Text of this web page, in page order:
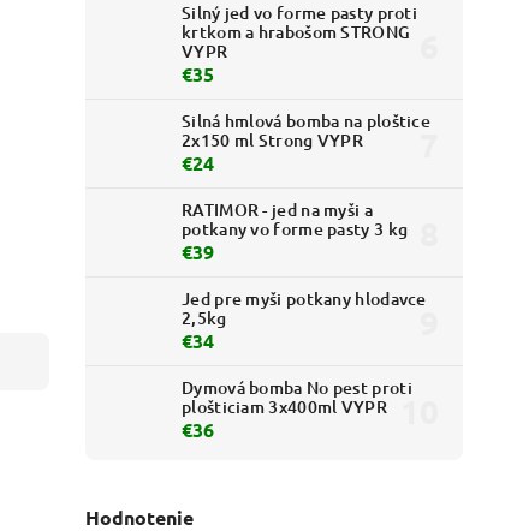
Silný jed vo forme pasty proti
krtkom a hrabošom STRONG
VYPR
€35
Silná hmlová bomba na ploštice
2x150 ml Strong VYPR
€24
RATIMOR - jed na myši a
potkany vo forme pasty 3 kg
€39
Jed pre myši potkany hlodavce
2,5kg
€34
Dymová bomba No pest proti
plošticiam 3x400ml VYPR
€36
Hodnotenie